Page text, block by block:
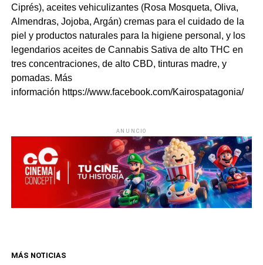
Ciprés), aceites vehiculizantes (Rosa Mosqueta, Oliva,
Almendras, Jojoba, Argán) cremas para el cuidado de la
piel y productos naturales para la higiene personal, y los
legendarios aceites deCannabisSativa de alto THC en
tres concentraciones, de alto CBD, tinturas madre, y
pomadas. Más
información https://www.facebook.com/Kairospatagonia/
ANUNCIO
MÁS NOTICIAS